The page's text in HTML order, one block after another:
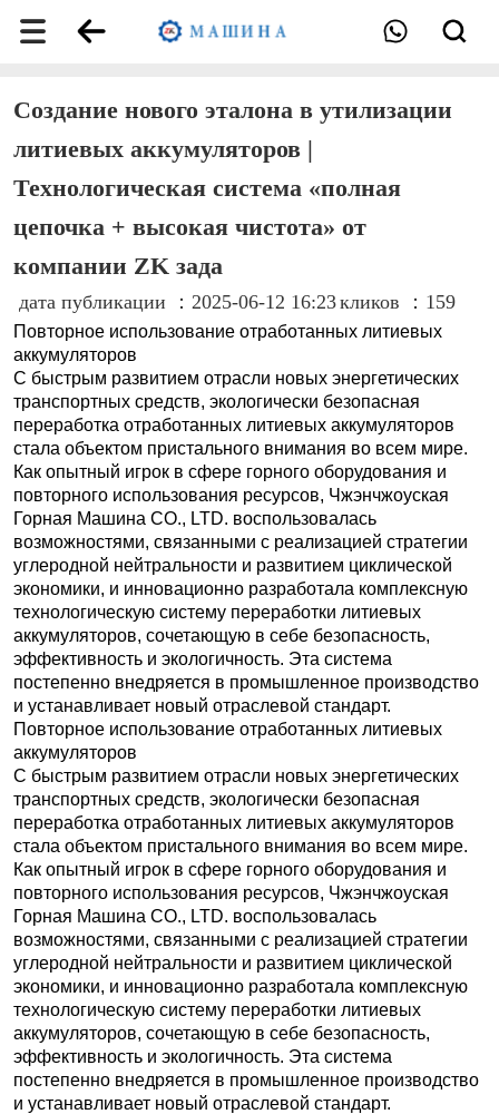
Создание нового эталона в утилизации
литиевых аккумуляторов |
Технологическая система «полная
цепочка + высокая чистота» от
компании ZK зада
дата публикации ：2025-06-12 16:23кликов ：159
Повторное использование отработанных литиевых
аккумуляторов
С быстрым развитием отрасли новых энергетических
транспортных средств, экологически безопасная
переработка отработанных литиевых аккумуляторов
стала объектом пристального внимания во всем мире.
Как опытный игрок в сфере горного оборудования и
повторного использования ресурсов, Чжэнчжоуская
Горная Машина CO., LTD. воспользовалась
возможностями, связанными с реализацией стратегии
углеродной нейтральности и развитием циклической
экономики, и инновационно разработала комплексную
технологическую систему переработки литиевых
аккумуляторов, сочетающую в себе безопасность,
эффективность и экологичность. Эта система
постепенно внедряется в промышленное производство
и устанавливает новый отраслевой стандарт.
Повторное использование отработанных литиевых
аккумуляторов
С быстрым развитием отрасли новых энергетических
транспортных средств, экологически безопасная
переработка отработанных литиевых аккумуляторов
стала объектом пристального внимания во всем мире.
Как опытный игрок в сфере горного оборудования и
повторного использования ресурсов, Чжэнчжоуская
Горная Машина CO., LTD. воспользовалась
возможностями, связанными с реализацией стратегии
углеродной нейтральности и развитием циклической
экономики, и инновационно разработала комплексную
технологическую систему переработки литиевых
аккумуляторов, сочетающую в себе безопасность,
эффективность и экологичность. Эта система
постепенно внедряется в промышленное производство
и устанавливает новый отраслевой стандарт.